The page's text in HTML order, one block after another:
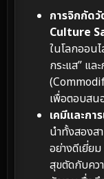
การจิกกัด
Culture
ในโลกออน
กระแส” แล
เพื่อตอบส
เคมีและก
นำทั้งสองส
อย่างดีเยี่ย
สุขตัดกับคว